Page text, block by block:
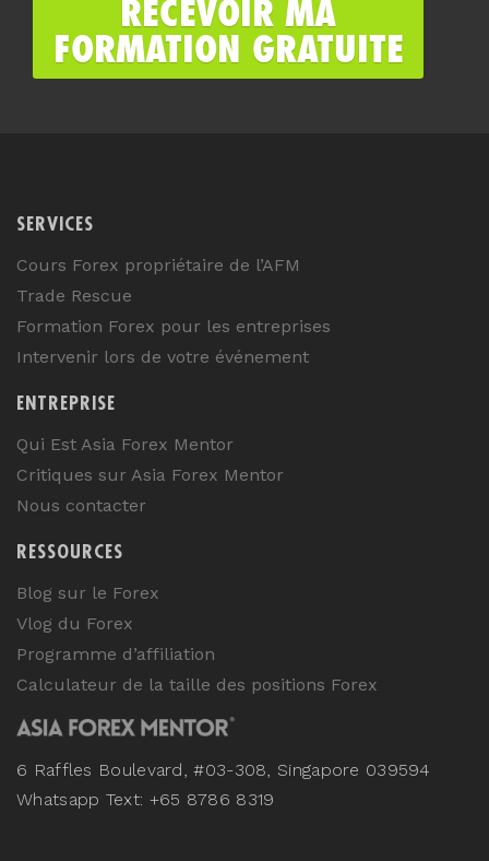
SERVICES
Cours Forex propriétaire de l’AFM
Trade Rescue
Formation Forex pour les entreprises
Intervenir lors de votre événement
ENTREPRISE
Qui Est Asia Forex Mentor
Critiques sur Asia Forex Mentor
Nous contacter
RESSOURCES
Blog sur le Forex
Vlog du Forex
Programme d’affiliation
Calculateur de la taille des positions Forex
6 Raffles Boulevard, #03-308, Singapore 039594
Whatsapp Text: +65 8786 8319